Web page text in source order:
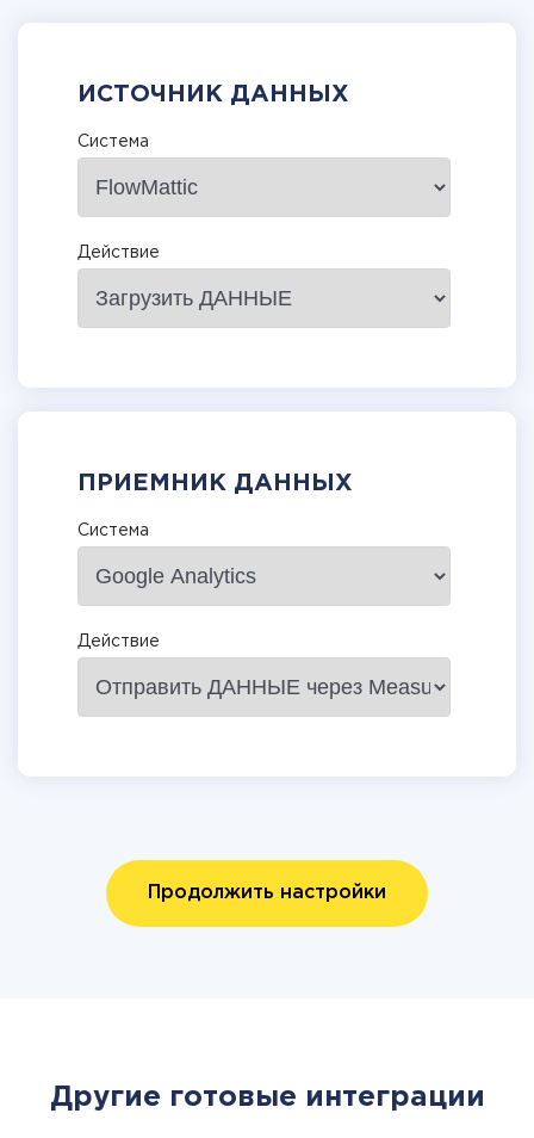
ИСТОЧНИК ДАННЫХ
Система
Действие
ПРИЕМНИК ДАННЫХ
Система
Действие
Продолжить настройки
Другие готовые интеграции